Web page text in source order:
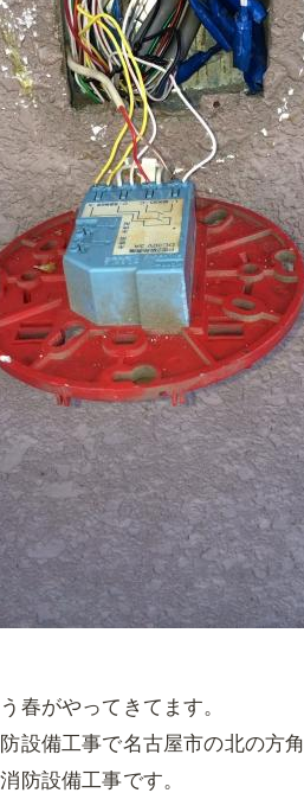
春がやってきてます。
設備工事で名古屋市の北の方角
防設備工事です。